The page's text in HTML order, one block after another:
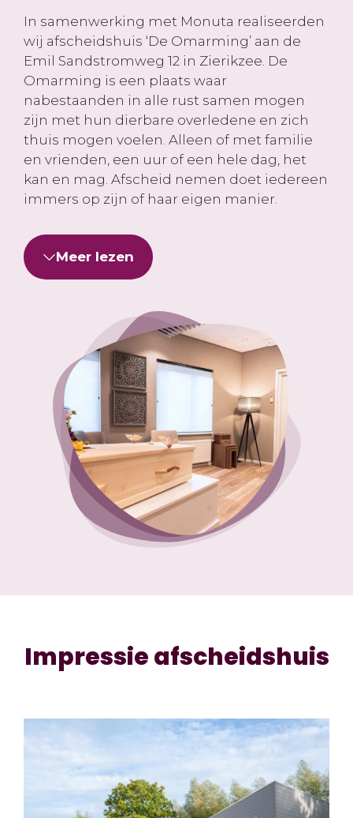
In samenwerking met Monuta realiseerden
wij afscheidshuis ‘De Omarming’ aan de
Emil Sandstromweg 12 in Zierikzee. De
Omarming is een plaats waar
nabestaanden in alle rust samen mogen
zijn met hun dierbare overledene en zich
thuis mogen voelen. Alleen of met familie
en vrienden, een uur of een hele dag, het
kan en mag. Afscheid nemen doet iedereen
immers op zijn of haar eigen manier.
Meer lezen
Impressie afscheidshuis